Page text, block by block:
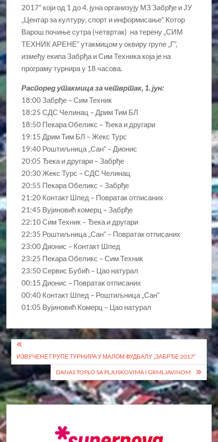
2017“ који од 1 до 4. јуна организују МЗ Забрђе и ЈУ
„Центар за културу, спорт и информисање“ Котор
Варош почиње сутра (четвртак) на терену „СИМ
ТЕХНИК АРЕНЕ“ утакмицом у оквиру групе „Г“,
између екипа Забрђа и Сим Техника која је на
програму турнира у 18 часова.
Распоред утакмица за четвртак, 1. јун:
18:00 Забрђе – Сим Техник
18:25 СДС Челинац – Дрим Тим БЛ
18:50 Пекара Обеликс – Ђека и другари
19:15 Дрим Тим БЛ – Жекс Турс
19:40 Роштиљница „Сан“ – Дионис
20:05 Ђека и другари – Забрђе
20:30 Жекс Турс – СДС Челинац
20:55 Пекара Обеликс – Забрђе
21:20 Контакт Шпед – Повратак отписаних
21:45 Вујиновић комерц – Забрђе
22:10 Сим Техник – Ђека и другари
22:35 Роштиљница „Сан“ – Повратак отписаних
23:00 Дионис – Контакт Шпед
23:25 Пекара Обеликс – Сим Техник
23:50 Сервис Бубић – Цао натурал
00:15 Дионис – Повратак отписаних
00:40 Контакт Шпед – Роштиљница „Сан“
01:05 Вујиновић Комерц – Цао натурал
Кретање
чланка
ИЗВУЧЕНЕ ГРУПЕ ТУРНИРА У МАЛОМ ФУДБАЛУ „ЗАБРЂЕ 2017“
DANAS TOPLO SA PLJUSKOVIMA I GRMLJAVINOM